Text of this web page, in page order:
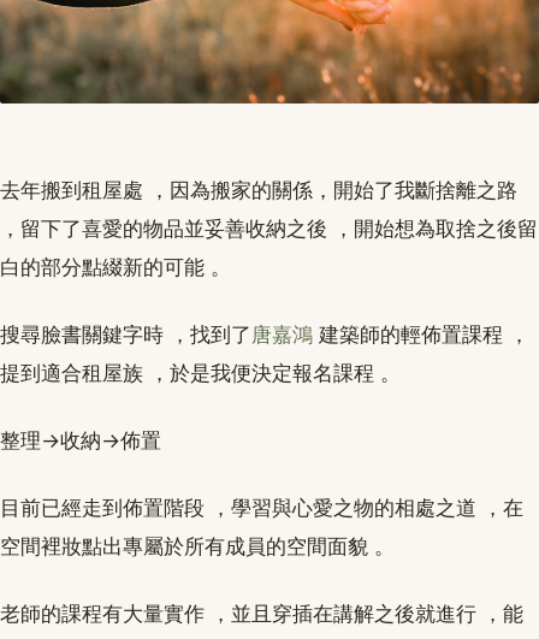
去年搬到租屋處 ，因為搬家的關係，開始了我斷捨離之路
，留下了喜愛的物品並妥善收納之後 ，開始想為取捨之後留
白的部分點綴新的可能 。
搜尋臉書關鍵字時 ，找到了唐嘉鴻 建築師的輕佈置課程 ，
提到適合租屋族 ，於是我便決定報名課程 。
整理→收納→佈置
目前已經走到佈置階段 ，學習與心愛之物的相處之道 ，在
空間裡妝點出專屬於所有成員的空間面貌 。
老師的課程有大量實作 ，並且穿插在講解之後就進行 ，能